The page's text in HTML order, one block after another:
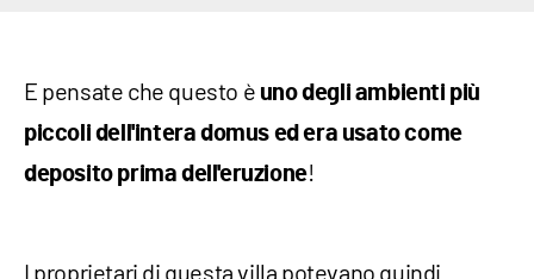
E pensate che questo è uno degli ambienti più
piccoli dell'intera domus ed era usato come
deposito prima dell'eruzione!
I proprietari di questa villa potevano quindi